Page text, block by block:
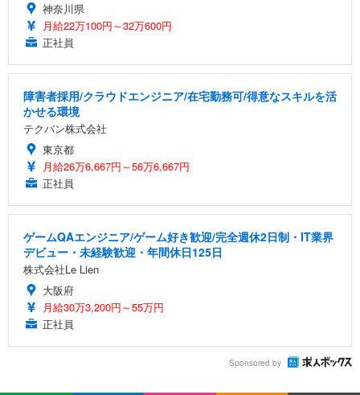
神奈川県
月給22万100円～32万600円
正社員
障害者採用/クラウドエンジニア/在宅勤務可/得意なスキルを活
かせる環境
テクバン株式会社
東京都
月給26万6,667円～56万6,667円
正社員
ゲームQAエンジニア/ゲーム好き歓迎/完全週休2日制・IT業界
デビュー・未経験歓迎・年間休日125日
株式会社Le Lien
大阪府
月給30万3,200円～55万円
正社員
Sponsored by